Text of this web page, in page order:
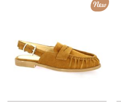
New